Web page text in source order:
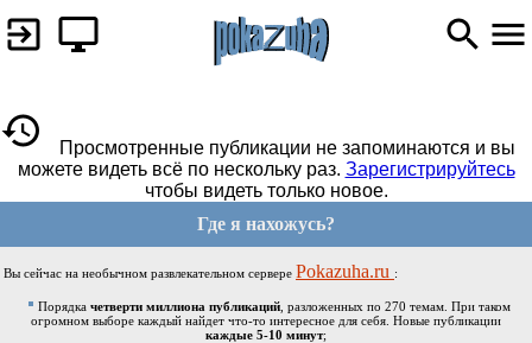
Просмотренные публикации не запоминаются и вы
можете видеть всё по нескольку раз. Зарегистрируйтесь
чтобы видеть только новое.
Где я нахожусь?
Вы сейчас на необычном развлекательном сервере Pokazuha.ru :
Порядка четверти миллиона публикаций, разложенных по 270 темам. При таком
огромном выборе каждый найдет что-то интересное для себя. Новые публикации
каждые 5-10 минут;